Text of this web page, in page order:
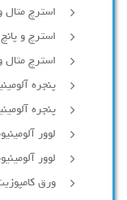
استرچ متال
استرچ و
استرچ متال
پنجره
پنجره
لوور
لوور
ورق